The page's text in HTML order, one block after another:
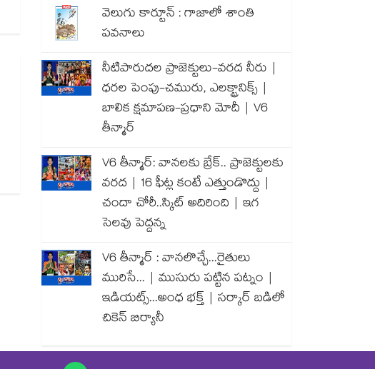
వెలుగు కార్టూన్ : గాజాలో శాంతి
పవనాలు
నీటిపారుదల ప్రాజెక్టులు-వరద నీరు |
ధరల పెంపు-చమురు, ఎలక్ట్రానిక్స్ |
బాలిక క్షమాపణ-ప్రధాని మోదీ | V6
తీన్మార్
V6 తీన్మార్: వానలకు బ్రేక్.. ప్రాజెక్టులకు
వరద | 16 ఫీట్ల కంటే ఎత్తుండొద్దు |
చందా చోరీ..స్కిట్ అదిరింది | ఇగ
సెలవు పెద్దన్న
V6 తీన్మార్ : వానలొచ్చే...రైతులు
మురిసే... | ముసురు పట్టిన పట్నం |
ఇడియట్స్...అంధ భక్త్ | సర్కార్ బడిలో
చికెన్ బిర్యానీ